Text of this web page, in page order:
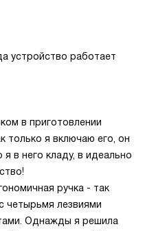
устройство работает
в приготовлении
только я включаю его, он
в него кладу, в идеально
ручка - так
четырьмя лезвиями
Однажды я решила